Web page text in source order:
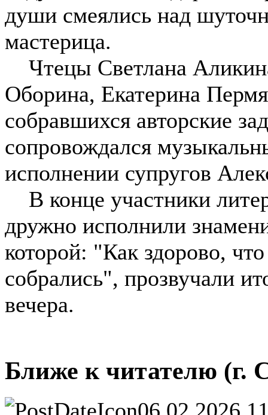
души смеялись над
мастерица.
Чтецы Светлана
Оборина, Екатерина
собравшихся авторские
сопровождался
исполнении супругов
В конце участники
дружно исполнили
которой: "Как здорово,
собрались", прозвучали
вечера.
Ближе к читателю (г.